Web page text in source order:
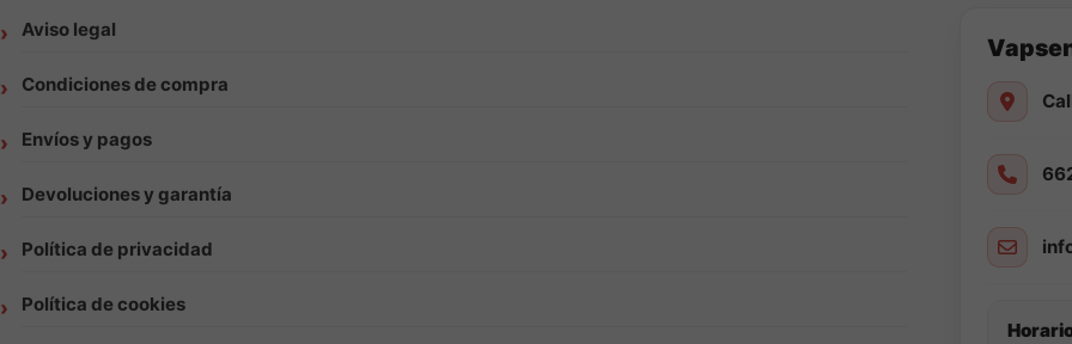
Aviso legal
Condiciones de compra
Envíos y pagos
Devoluciones y garantía
Política de privacidad
Política de cookies